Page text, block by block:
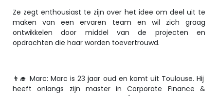
Ze zegt enthousiast te zijn over het idee om deel uit te
maken van een ervaren team en wil zich graag
ontwikkelen door middel van de projecten en
opdrachten die haar worden toevertrouwd.
👨‍🎓 Marc: Marc is 23 jaar oud en komt uit Toulouse. Hij
heeft onlangs zijn master in Corporate Finance &